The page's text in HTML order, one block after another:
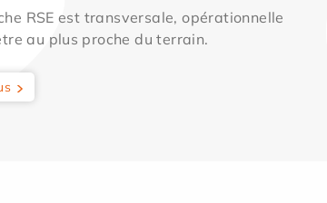
RSE est transversale, opérationnelle
au plus proche du terrain.